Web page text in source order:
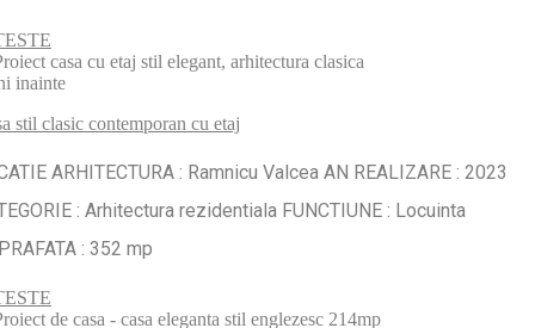
inainte
stil clasic contemporan cu etaj
ARHITECTURA : Ramnicu Valcea AN REALIZARE : 2023
: Arhitectura rezidentiala FUNCTIUNE : Locuinta
: 352 mp